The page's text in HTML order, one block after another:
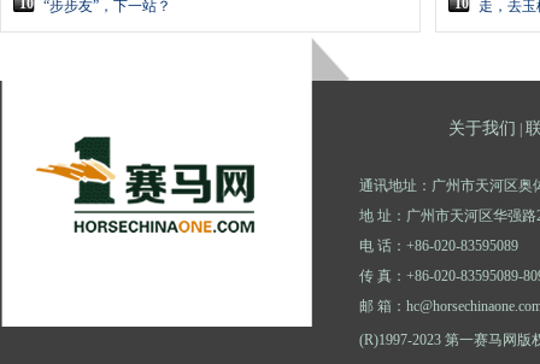
10 “步步友”，下一站？
10
走，去
关于我们
通讯地址：广州市天河区奥
地 址：广州市天河区华强路
电 话：+86-020-83595089
传 真：+86-020-83595089-
邮 箱：
(R)1997-2023 第一赛马网版